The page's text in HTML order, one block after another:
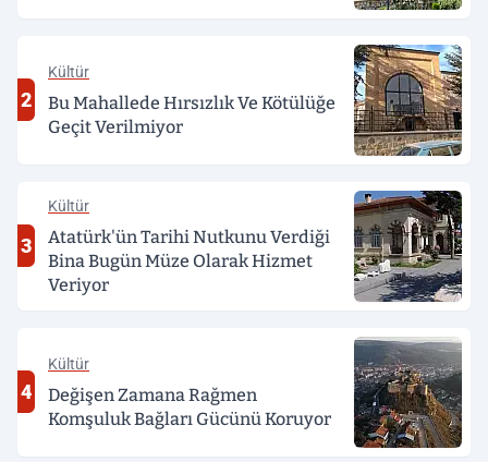
2
Kültür
Bu Mahallede Hırsızlık Ve Kötülüğe
Geçit Verilmiyor
3
Kültür
Atatürk'ün Tarihi Nutkunu Verdiği
Bina Bugün Müze Olarak Hizmet
Veriyor
4
Kültür
Değişen Zamana Rağmen
Komşuluk Bağları Gücünü Koruyor